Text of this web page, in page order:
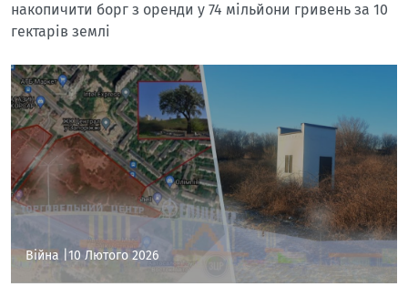
накопичити борг з оренди у 74 мільйони гривень за 10
гектарів землі
Війна | 10 Лютого 2026